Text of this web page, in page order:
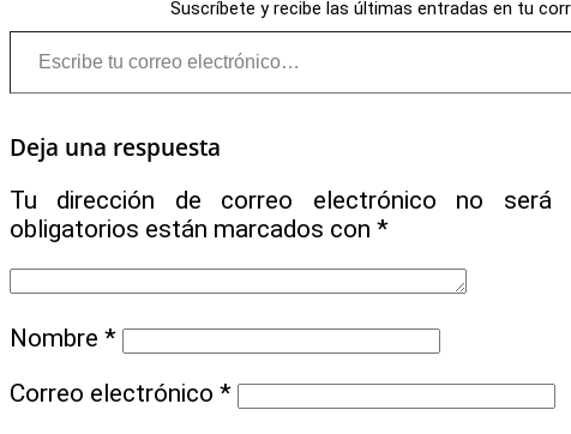
Suscríbete y recibe las últimas entradas en tu
Escribe tu correo electrónico…
Deja una respuesta
Tu dirección de correo electrónico no será
obligatorios están marcados con *
Nombre *
Correo electrónico *